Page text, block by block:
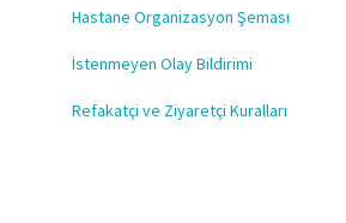
Hastane Organizasyon Şeması
İstenmeyen Olay Bildirimi
Refakatçi ve Ziyaretçi Kuralları